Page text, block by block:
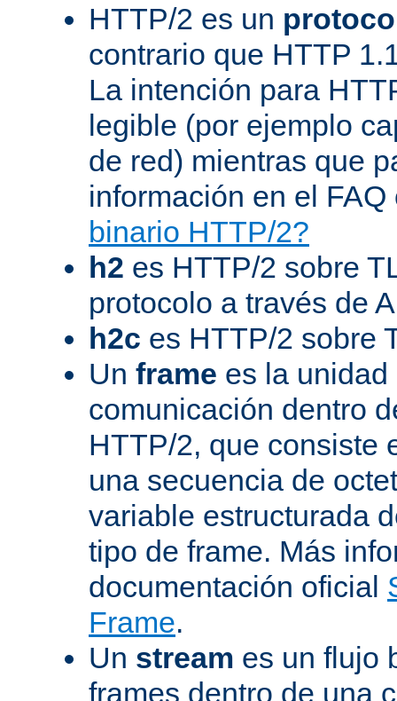
HTTP/2 es un
contrario que HTTP
La intención para
legible (por ejemplo
de red) mientras que
información en el
binario HTTP/2?
h2 es HTTP/2 sobre
protocolo a través de
h2c es HTTP/2 sobre
Un frame es la
comunicación dentro
HTTP/2, que consiste
una secuencia de
variable estructurada
tipo de frame. Más
documentación oficial
Frame.
Un stream es un flujo
frames dentro de una